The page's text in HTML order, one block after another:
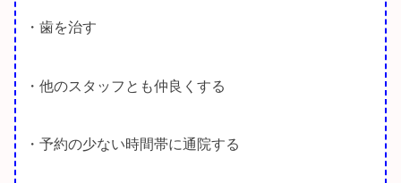
・歯を治す
・他のスタッフとも仲良くする
・予約の少ない時間帯に通院する